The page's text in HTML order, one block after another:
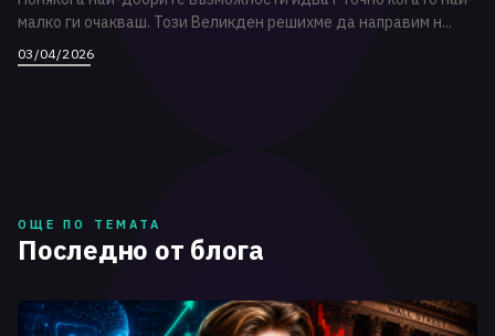
малко ги очакваш. Този Великден решихме да направим н...
03/04/2026
ОЩЕ ПО ТЕМАТА
Последно от блога